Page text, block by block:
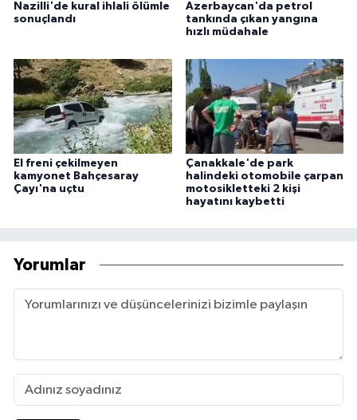
Nazilli'de kural ihlali ölümle
sonuçlandı
Azerbaycan'da petrol
tankında çıkan yangına
hızlı müdahale
El freni çekilmeyen
kamyonet Bahçesaray
Çayı'na uçtu
Çanakkale'de park
halindeki otomobile çarpan
motosikletteki 2 kişi
hayatını kaybetti
Yorumlar